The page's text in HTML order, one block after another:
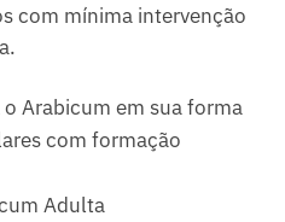
com mínima intervenção
o Arabicum em sua forma
com formação
Adulta